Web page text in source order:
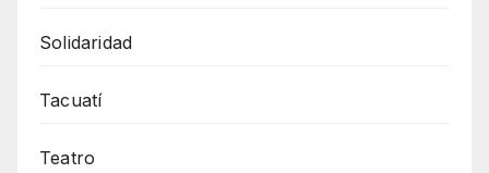
Solidaridad
Tacuatí
Teatro